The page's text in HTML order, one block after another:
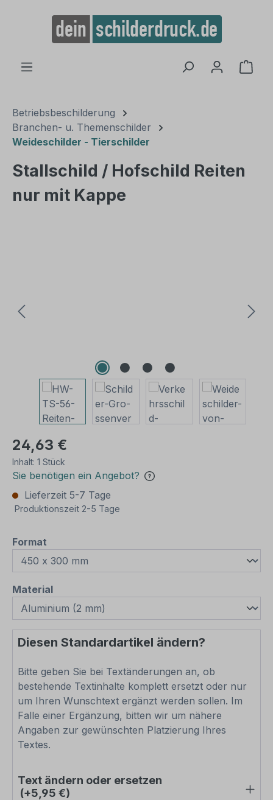
springen
Betriebsbeschilderung
Branchen- u. Themenschilder
Weideschilder - Tierschilder
Stallschild / Hofschild Reiten
nur mit Kappe
24,63 €
Inhalt: 1 Stück
Sie benötigen ein Angebot?
Lieferzeit 5-7 Tage
Produktionszeit 2-5 Tage
Format
Materialauswählen
Diesen Standardartikel ändern?
Bitte geben Sie bei Textänderungen an, ob
bestehende Textinhalte komplett ersetzt oder nur
um Ihren Wunschtext ergänzt werden sollen. Im
Falle einer Ergänzung, bitten wir um nähere
Angaben zur gewünschten Platzierung Ihres
Textes.
Text ändern oder ersetzen
(+5,95 €)